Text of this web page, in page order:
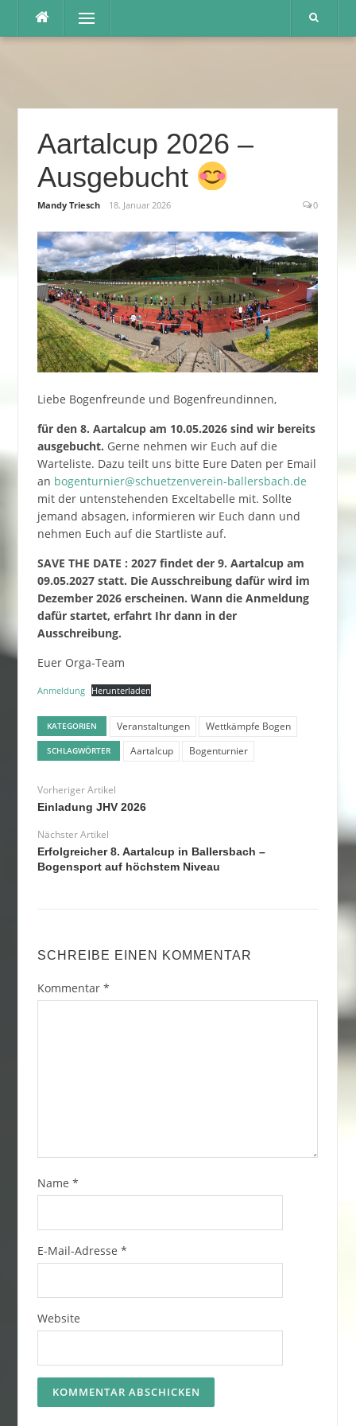
Inhalt
Menü
Aartalcup 2026 –
Ausgebucht
Mandy Triesch 18. Januar 2026 0
Liebe Bogenfreunde und Bogenfreundinnen,
für den 8. Aartalcup am 10.05.2026 sind wir bereits
ausgebucht. Gerne nehmen wir Euch auf die
Warteliste. Dazu teilt uns bitte Eure Daten per Email
an bogenturnier@schuetzenverein-ballersbach.de
mit der untenstehenden Exceltabelle mit. Sollte
jemand absagen, informieren wir Euch dann und
nehmen Euch auf die Startliste auf.
SAVE THE DATE : 2027 findet der 9. Aartalcup am
09.05.2027 statt. Die Ausschreibung dafür wird im
Dezember 2026 erscheinen. Wann die Anmeldung
dafür startet, erfahrt Ihr dann in der
Ausschreibung.
Euer Orga-Team
Anmeldung Herunterladen
KATEGORIEN Veranstaltungen Wettkämpfe Bogen
SCHLAGWÖRTER Aartalcup Bogenturnier
Vorheriger Artikel
Einladung JHV 2026
Nächster Artikel
Erfolgreicher 8. Aartalcup in Ballersbach –
Bogensport auf höchstem Niveau
SCHREIBE EINEN KOMMENTAR
Kommentar *
Name *
E-Mail-Adresse *
Website